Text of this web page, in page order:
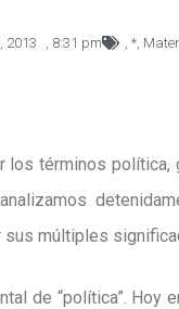
2013 8:31 pm *,
los términos
múltiples
de “política”.